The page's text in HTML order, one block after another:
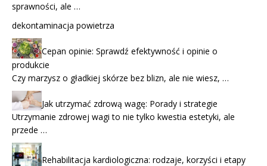
sprawności, ale …
dekontaminacja powietrza
Cepan opinie: Sprawdź efektywność i opinie o
produkcie
Czy marzysz o gładkiej skórze bez blizn, ale nie wiesz, …
Jak utrzymać zdrową wagę: Porady i strategie
Utrzymanie zdrowej wagi to nie tylko kwestia estetyki, ale
przede …
Rehabilitacja kardiologiczna: rodzaje, korzyści i etapy